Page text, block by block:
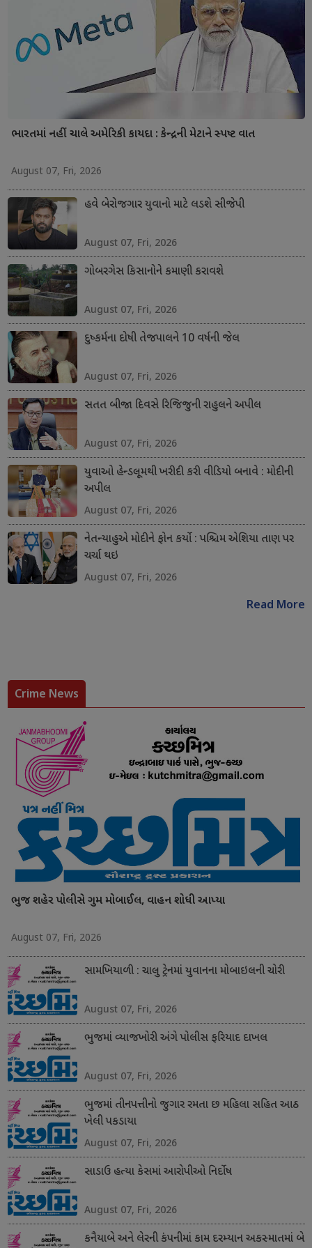
ભારતમાં નહીં ચાલે અમેરિકી કાયદા : કેન્દ્રની મેટાને સ્પષ્ટ વાત
August 07, Fri, 2026
હવે બેરોજગાર યુવાનો માટે લડશે સીજેપી
August 07, Fri, 2026
ગોબરગેસ કિસાનોને કમાણી કરાવશે
August 07, Fri, 2026
દુષ્કર્મના દોષી તેજપાલને 10 વર્ષની જેલ
August 07, Fri, 2026
સતત બીજા દિવસે રિજિજુની રાહુલને અપીલ
August 07, Fri, 2026
યુવાઓ હેન્ડલૂમથી ખરીદી કરી વીડિયો બનાવે : મોદીની
અપીલ
August 07, Fri, 2026
નેતન્યાહુએ મોદીને ફોન કર્યો : પશ્ચિમ એશિયા તાણ પર
ચર્ચા થઇ
August 07, Fri, 2026
Read More
Crime News
ભુજ શહેર પોલીસે ગુમ મોબાઈલ, વાહન શોધી આપ્યા
August 07, Fri, 2026
સામખિયાળી : ચાલુ ટ્રેનમાં યુવાનના મોબાઇલની ચોરી
August 07, Fri, 2026
ભુજમાં વ્યાજખોરી અંગે પોલીસ ફરિયાદ દાખલ
August 07, Fri, 2026
ભુજમાં તીનપત્તીનો જુગાર રમતા છ મહિલા સહિત આઠ
ખેલી પકડાયા
August 07, Fri, 2026
સાડાઉ હત્યા કેસમાં આરોપીઓ નિર્દોષ
August 07, Fri, 2026
કનૈયાબે અને લેરની કંપનીમાં કામ દરમ્યાન અકસ્માતમાં બે